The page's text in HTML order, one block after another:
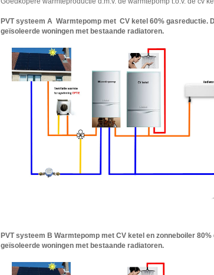
PVT systeem A Warmtepompmet CV ketel 60% gasreductie.
geïsoleerdewoningen met bestaande radiatoren.
PVT systeem B Warmtepomp met CV ketel en zonneboiler
geïsoleerdewoningen met bestaande radiatoren.